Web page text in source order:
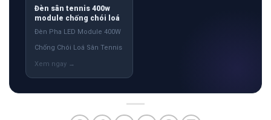
Đèn sân tennis 400w
module chống chói loá
Đèn Pha LED Module 400W
Chống Chói Loá Sân Tennis